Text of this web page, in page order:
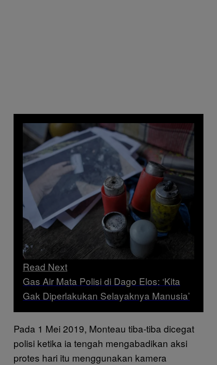
Read Next
Gas Air Mata Polisi di Dago Elos: ‘Kita
Gak Diperlakukan Selayaknya Manusia’
Pada 1 Mei 2019, Monteau tiba-tiba dicegat
polisi ketika ia tengah mengabadikan aksi
protes hari itu menggunakan kamera